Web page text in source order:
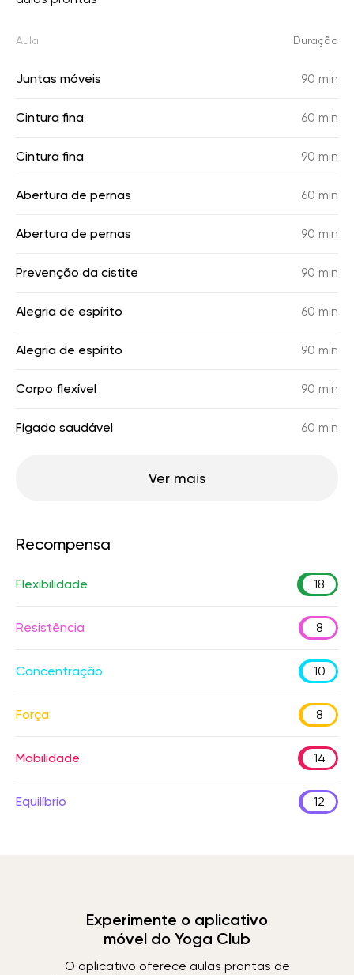
Aula Duração
Juntas móveis 90 min
Cintura fina 60 min
Cintura fina 90 min
Abertura de pernas 60 min
Abertura de pernas 90 min
Prevenção da cistite 90 min
Alegria de espírito 60 min
Alegria de espírito 90 min
Corpo flexível 90 min
Fígado saudável 60 min
Ver mais
Recompensa
Flexibilidade 18
Resistência 8
Concentração 10
Força 8
Mobilidade 14
Equilíbrio 12
Experimente o aplicativo
móvel do Yoga Club
O aplicativo oferece aulas prontas de